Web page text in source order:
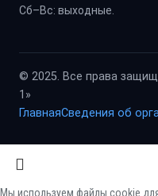
Сб–Вс: выходные.
© 2025. Все права
1»
ГлавнаяСведения об
Мы используем файлы cookie